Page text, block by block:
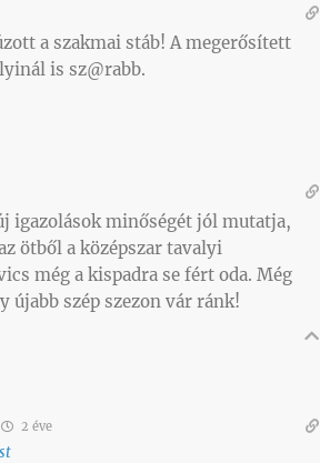
a szakmai stáb! A megerősített
is sz@rabb.
igazolások minőségét jól mutatja,
ötből a középszar tavalyi
még a kispadra se fért oda. Még
újabb szép szezon vár ránk!
2 éve